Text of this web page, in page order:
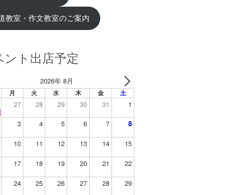
教室・作文教室のご案内
ント出店予定
2026年 8月
月 火 水 木 金 土
27 28 29 30 31
1
3
4 5 6 7 8
10 11 12 13 14 15
17 18 19 20 21 22
24 25 26 27 28 29